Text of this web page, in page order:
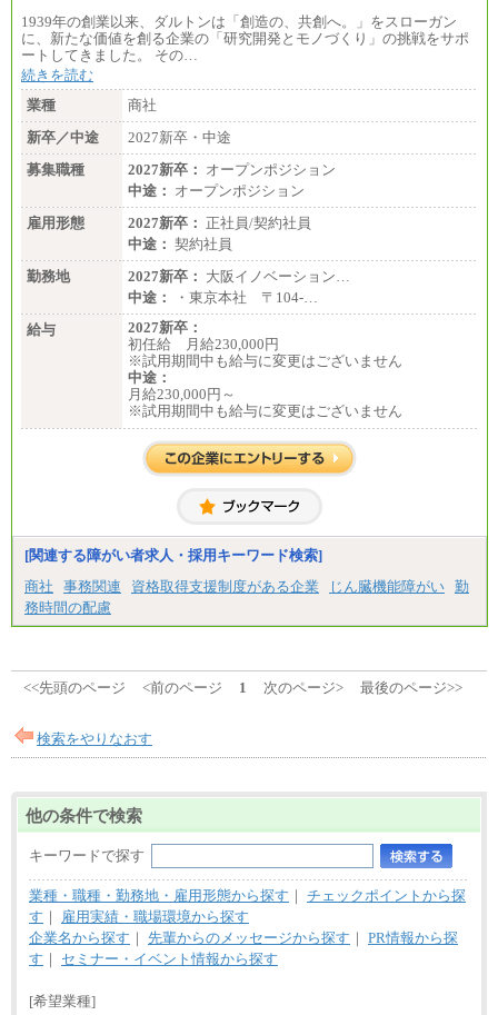
※詳細はJTBキャリアサイトよりご確認ください。
■(株)JTBデータサービス ※2027年新卒募集終了
※詳細はJTBキャリアサイトよりご確認ください。
■I&Jデジタルイノベーション(株)
総合職 月給224,500～242,600円＋地域手当
※詳細はJTBキャリアサイトよりご確認ください。
＜有期社員コース＞
■(株)JTBビジネストランスフォーム
有期契約職 月給185,000～195,000円
※詳細はJTBキャリアサイトよりご確認ください。
■(株)JTBパブリッシング ※2027年新卒募集終了
総合職 月給241,000円
中途：
①月給227,000円以上
②月給212,000円以上
③月給172,500円以上
④月給23万円～37万円
⑤月給20万円～25万円
⑥月給33万円～48万円
⑦月給271,000円以上
⑧～⑮月給200,000円〜月給400,000円
⑯月給185,000円以上
⑰月給237,000円以上
⑲東京：月給202,000 円以上 、京都：月給193,000 円
⑳月給205,000円以上
㉑月給185,000 円以上
㉓月給224,500円以上
異なります
1939年の創業以来、ダルトンは「創造の、共創へ。」をスローガン
に、新たな価値を創る企業の「研究開発とモノづくり」の挑戦をサポ
ートしてきました。 その…
続きを読む
業種
商社
新卒／中途
2027新卒・中途
募集職種
2027新卒： オープンポジション
中途： オープンポジション
雇用形態
2027新卒： 正社員/契約社員
中途： 契約社員
勤務地
2027新卒： 大阪イノベーション…
中途：
・東京本社 〒104‐…
給与
2027新卒：
初任給 月給230,000円
※試用期間中も給与に変更はございません
中途：
月給230,000円～
※試用期間中も給与に変更はございません
[関連する障がい者求人・採用キーワード検索]
商社
事務関連 資格取得支援制度がある企業 じん臓機能障がい 勤
務時間の配慮
<<先頭のページ <前のページ 1 次のページ> 最後のページ>>
検索をやりなおす
他の条件で検索
キーワードで探す
業種・職種・勤務地・雇用形態から探す ｜ チェックポイントから探
す ｜
雇用実績・職場環境から探す
企業名から探す ｜ 先輩からのメッセージから探す ｜ PR情報から探
す ｜ セミナー・イベント情報から探す
[希望業種]